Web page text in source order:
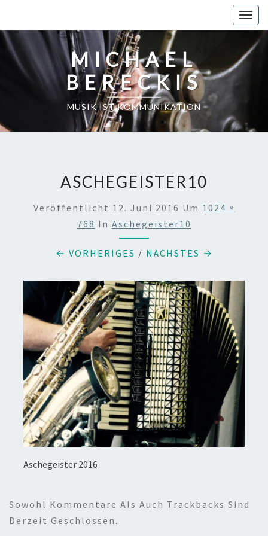
content
MICHAEL
BERECKIS
MUSIK IST KOMMUNIKATION
ASCHEGEISTER10
Veröffentlicht 12. Juni 2016 Um 1024 ×
768 In Aschegeister10
← VORHERIGES / NÄCHSTES →
Aschegeister 2016
Sowohl Kommentare Als Auch Trackbacks Sind
Derzeit Geschlossen.